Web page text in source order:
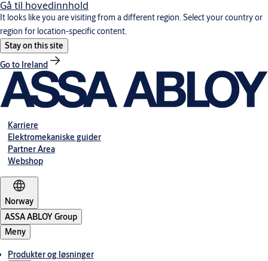
Gå til hovedinnhold
It looks like you are visiting from a different region. Select your country or
region for location-specific content.
Stay on this site
Go to Ireland
Karriere
Elektromekaniske guider
Partner Area
Webshop
Norway
ASSA ABLOY Group
Meny
Produkter og løsninger